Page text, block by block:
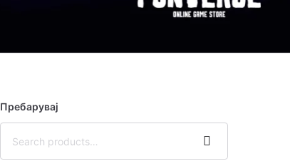
Пребарувај
Search